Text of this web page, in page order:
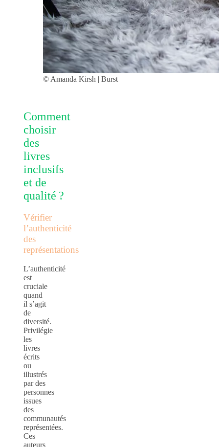
©︎ Amanda Kirsh | Burst
Comment
choisir
des
livres
inclusifs
et de
qualité ?
Vérifier
l’authenticité
des
représentations
L’authenticité
est
cruciale
quand
il s’agit
de
diversité.
Privilégie
les
livres
écrits
ou
illustrés
par des
personnes
issues
des
communautés
représentées.
Ces
auteurs